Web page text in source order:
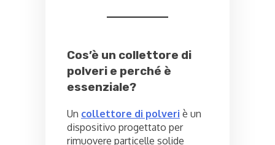
Cos’è un collettore di
polveri e perché è
essenziale?
Un collettore di polveri è un
dispositivo progettato per
rimuovere particelle solide